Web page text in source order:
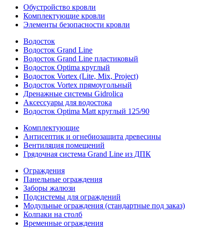
Обустройство кровли
Комплектующие кровли
Элементы безопасности кровли
Водосток
Водосток Grand Line
Водосток Grand Line пластиковый
Водосток Optima круглый
Водосток Vortex (Lite, Mix, Project)
Водосток Vortex прямоугольный
Дренажные системы Gidrolica
Аксессуары для водостока
Водосток Optima Matt круглый 125/90
Комплектующие
Антисептик и огнебиозащита древесины
Вентиляция помещений
Грядочная система Grand Line из ДПК
Ограждения
Панельные ограждения
Заборы жалюзи
Подсистемы для ограждений
Модульные ограждения (стандартные под заказ)
Колпаки на столб
Временные ограждения